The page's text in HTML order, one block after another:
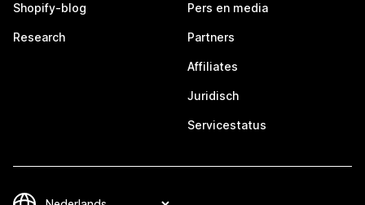
Shopify-blog
Research
Pers en media
Partners
Affiliates
Juridisch
Servicestatus